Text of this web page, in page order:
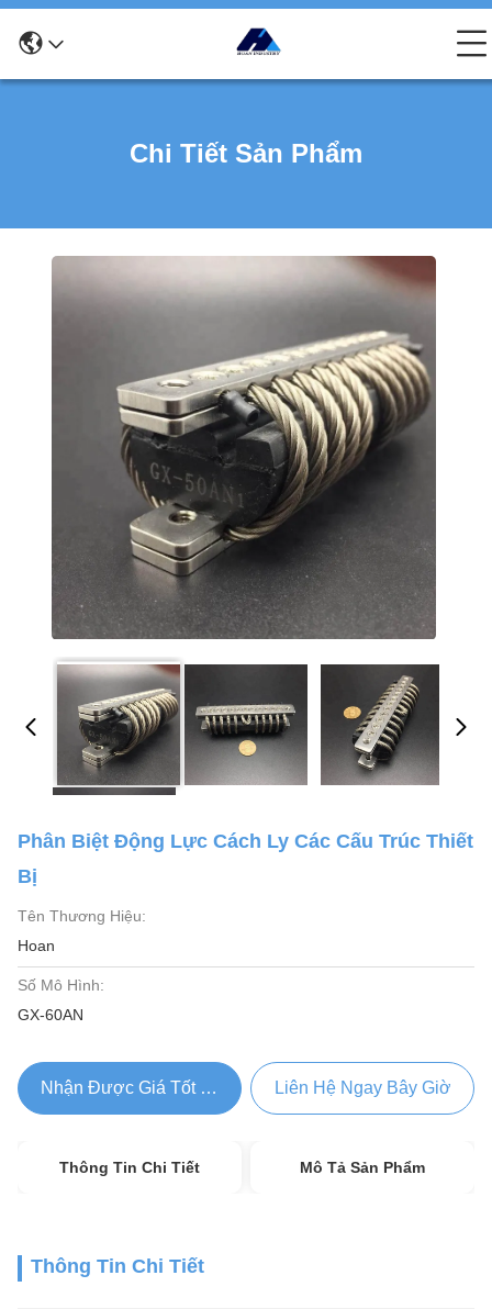
Chi Tiết Sản Phẩm
Phân Biệt Động Lực Cách Ly Các Cấu Trúc Thiết
Bị
Tên Thương Hiệu:
Hoan
Số Mô Hình:
GX-60AN
Nhận Được Giá Tốt Nhất Liên Hệ Ngay Bây Giờ
Thông Tin Chi Tiết Mô Tả Sản Phẩm
Thông Tin Chi Tiết